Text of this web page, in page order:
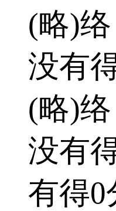
(略)
没有
(略)
没有
有得0